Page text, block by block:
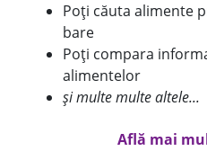
Poți căuta alimente
bare
Poți compara
alimentelor
și multe multe altele...
Află mai